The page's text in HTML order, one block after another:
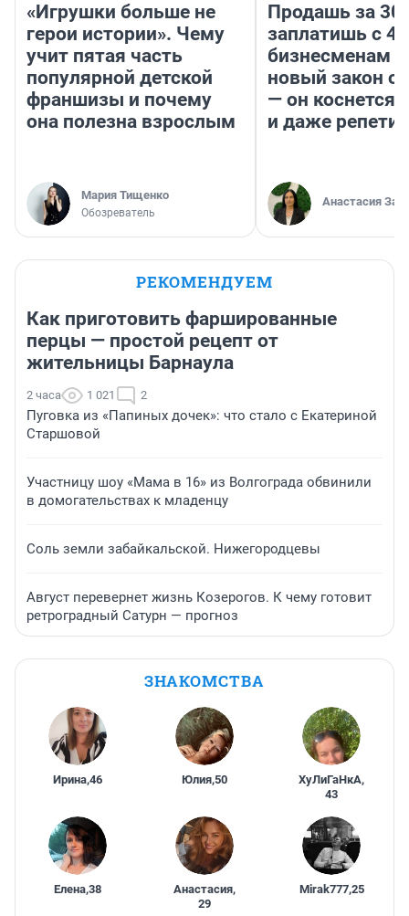
«Игрушки больше не
герои истории». Чему
учит пятая часть
популярной детской
франшизы и почему
она полезна взрослым
Мария Тищенко
Обозреватель
Продашь за
заплатишь с
бизнесменам
новый закон о
— он коснется
и даже
Анастасия
РЕКОМЕНДУЕМ
Как приготовить фаршированные
перцы — простой рецепт от
жительницы Барнаула
2 часа 1 021 2
Пуговка из «Папиных дочек»: что стало с Екатериной
Старшовой
Участницу шоу «Мама в 16» из Волгограда обвинили
в домогательствах к младенцу
Соль земли забайкальской. Нижегородцевы
Август перевернет жизнь Козерогов. К чему готовит
ретроградный Сатурн — прогноз
ЗНАКОМСТВА
Ирина,46 Юлия,50 ХуЛиГаНкА,
43
Елена,38 Анастасия,
29
Mirak777,25